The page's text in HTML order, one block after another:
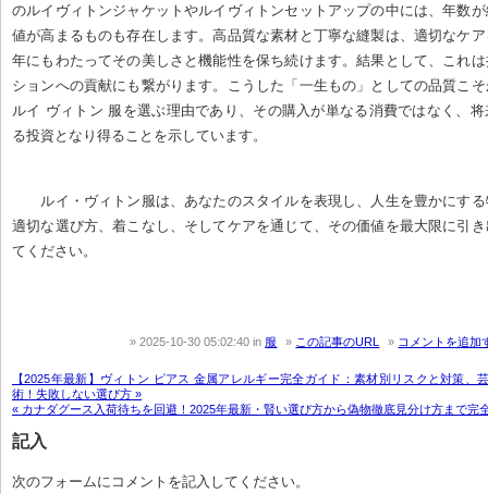
のルイヴィトンジャケットやルイヴィトンセットアップの中には、年数
値が高まるものも存在します。高品質な素材と丁寧な縫製は、適切なケ
年にもわたってその美しさと機能性を保ち続けます。結果として、これ
ションへの貢献にも繋がります。こうした「一生もの」としての品質こ
ルイ ヴィトン 服を選ぶ理由であり、その購入が単なる消費ではなく、
る投資となり得ることを示しています。
ルイ・ヴィトン服は、あなたのスタイルを表現し、人生を豊かにす
適切な選び方、着こなし、そしてケアを通じて、その価値を最大限に引
てください。
2025-10-30 05:02:40in 服 この記事のURL コメントを追加
【2025年最新】ヴィトン ピアス 金属アレルギー完全ガイド：素材別リスクと対策、
術！失敗しない選び方 »
« カナダグース入荷待ちを回避！2025年最新・賢い選び方から偽物徹底見分け方まで完
記入
次のフォームにコメントを記入してください。